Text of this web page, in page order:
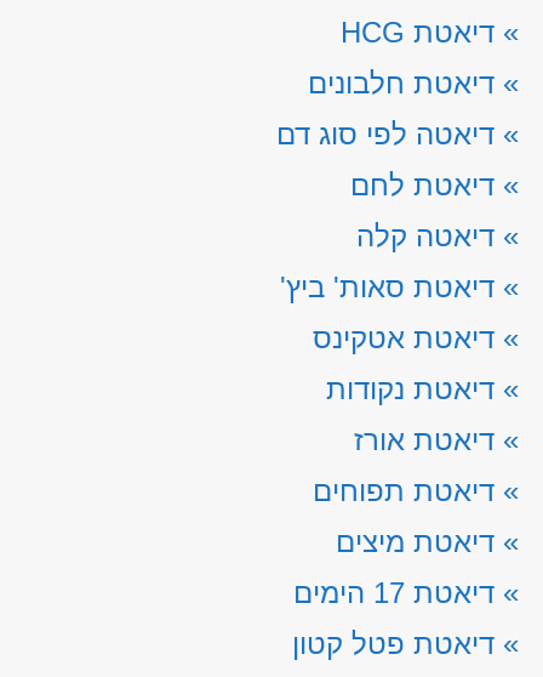
» דיאטת HCG
» דיאטת חלבונים
» דיאטה לפי סוג דם
» דיאטת לחם
» דיאטה קלה
» דיאטת סאות' ביץ'
» דיאטת אטקינס
» דיאטת נקודות
» דיאטת אורז
» דיאטת תפוחים
» דיאטת מיצים
» דיאטת 17 הימים
» דיאטת פטל קטון